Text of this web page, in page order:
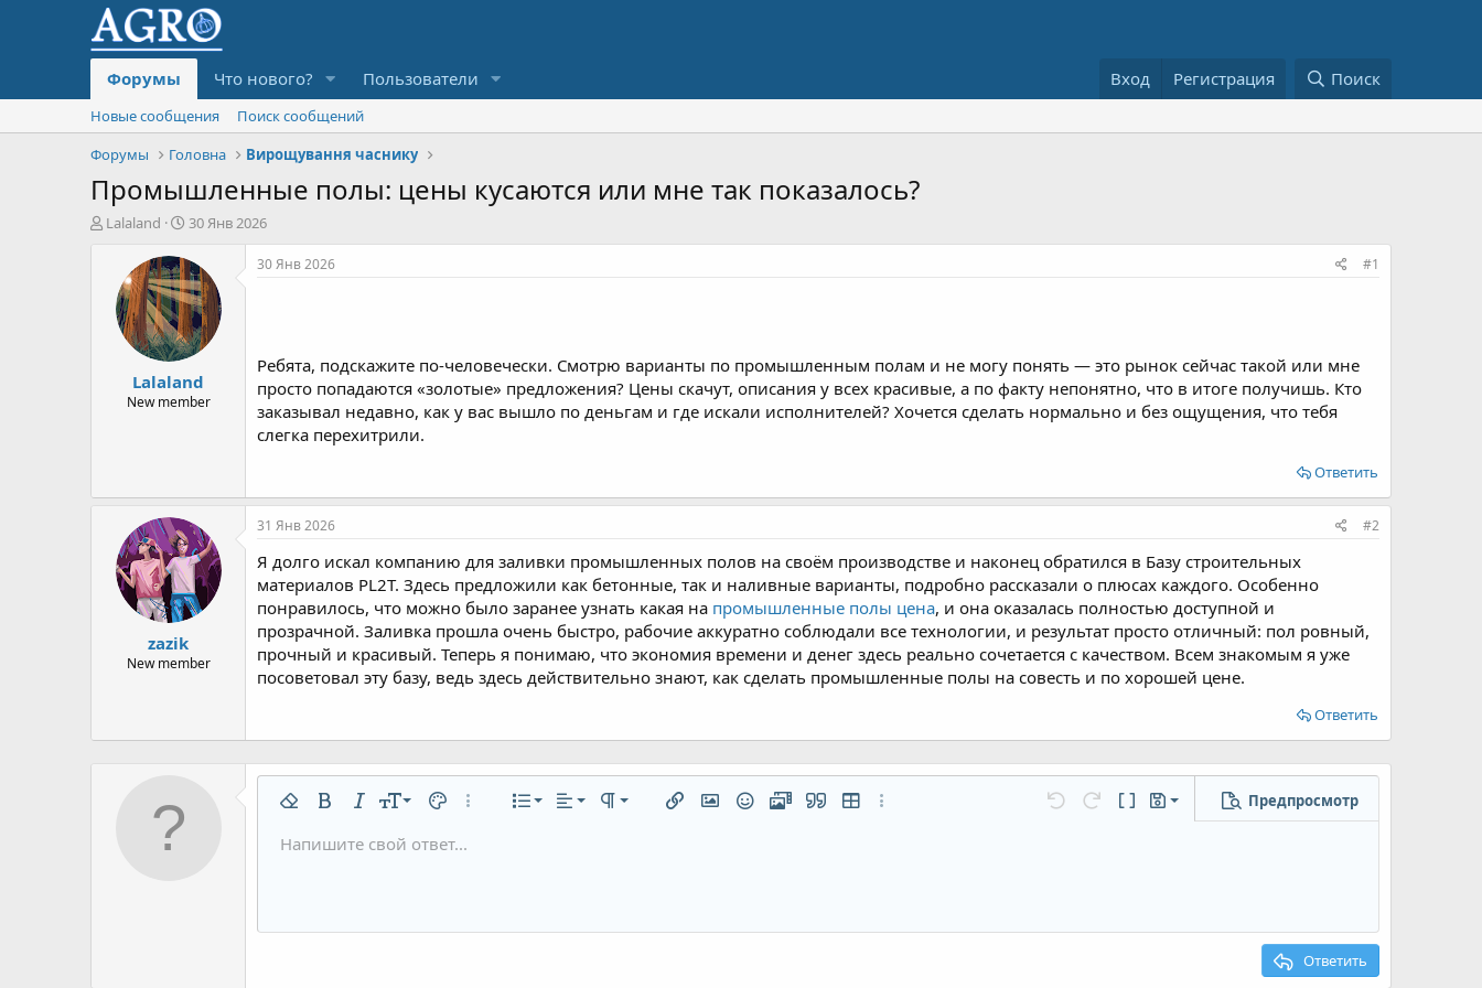
Форумы Что нового? Пользователи Вход Регистрация Поиск
Новые сообщения
Поиск сообщений
Форумы
Головна Вирощування часнику
Промышленные полы: цены кусаются или мне так показалось?
АLalaland
Д
т
а
н
а
ч
а
л
а
30 Янв 2026
Lalaland
New member
30 Янв 2026 #1
Ребята, подскажите по-человечески. Смотрю варианты по промышленным полам и не могу понять — это рынок сейчас такой или мне
просто попадаются «золотые» предложения? Цены скачут, описания у всех красивые, а по факту непонятно, что в итоге получишь. Кто
заказывал недавно, как у вас вышло по деньгам и где искали исполнителей? Хочется сделать нормально и без ощущения, что тебя
слегка перехитрили.
Ответить
zazik
New member
31 Янв 2026 #2
Я долго искал компанию для заливки промышленных полов на своём производстве и наконец обратился в Базу строительных
материалов PL2T. Здесь предложили как бетонные, так и наливные варианты, подробно рассказали о плюсах каждого. Особенно
понравилось, что можно было заранее узнать какая на промышленные полы цена, и она оказалась полностью доступной и
прозрачной. Заливка прошла очень быстро, рабочие аккуратно соблюдали все технологии, и результат просто отличный: пол ровный,
прочный и красивый. Теперь я понимаю, что экономия времени и денег здесь реально сочетается с качеством. Всем знакомым я уже
посоветовал эту базу, ведь здесь действительно знают, как сделать промышленные полы на совесть и по хорошей цене.
Ответить
Удалить форматирование
ЖирныйКурсивРазмер шрифта
9
10
18
Цвет текста
Дополнительно...
СписокНумерованный список
Выравнивание
По левому краюФормат параграфа
Обычный
Заголовок 3
Вставить ссылку
Вставить изображение
СмайлыМедиаЦитатаВставить таблицу
Дополнительно... Отменить
Повторить
Переключить режим работы редактора
Черновики
Сохранить черновик
Предпросмотр
Шрифт Arial
Зачёркнутый
Подчёркнутый
Однострочный код
Однострочный спойлер
Вставить горизонтальную линию
Спойлер
Код
Напишите свой ответ...
Ответить